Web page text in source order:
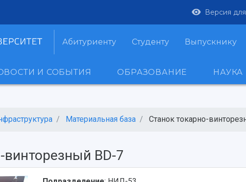
Версия
Абитуриенту Студенту Выпускнику
И СОБЫТИЯ ОБРАЗОВАНИЕ НАУКА
Материальная база Станок токарно-
винторезный BD-7